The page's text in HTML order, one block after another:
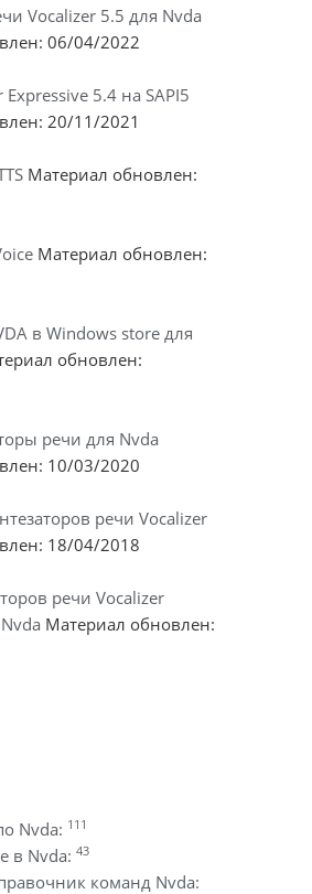
Vocalizer 5.5 для Nvda
06/04/2022
Expressive 5.4 на SAPI5
20/11/2021
Материал обновлен:
Материал обновлен:
в Windows store для
обновлен:
речи для Nvda
10/03/2020
речи Vocalizer
18/04/2018
речи Vocalizer
Материал обновлен:
Nvda: 111
в Nvda: 43
команд Nvda: